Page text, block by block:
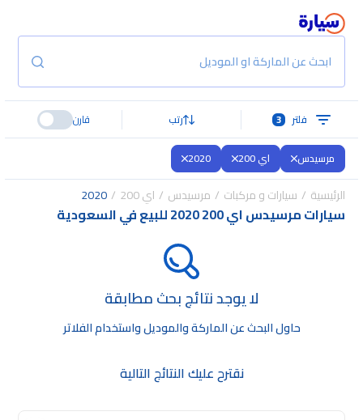
ابحث عن الماركة او الموديل
فلتر 3 رتب قارن
مرسيدس اي 200 2020
الرئيسية سيارات و مركبات مرسيدس اي 200 2020
سيارات مرسيدس اي 200 2020 للبيع في السعودية
لا يوجد نتائج بحث مطابقة
حاول البحث عن الماركة والموديل واستخدام الفلاتر
نقترح عليك النتائج التالية